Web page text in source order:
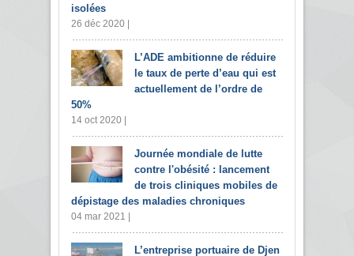
isolées
26 déc 2020 |
L’ADE ambitionne de réduire
le taux de perte d’eau qui est
actuellement de l’ordre de
50%
14 oct 2020 |
Journée mondiale de lutte
contre l'obésité : lancement
de trois cliniques mobiles de
dépistage des maladies chroniques
04 mar 2021 |
L’entreprise portuaire de Djen